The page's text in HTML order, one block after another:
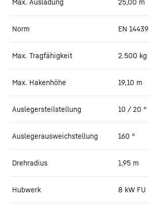
Max. Ausladung 25,00 m
Norm EN 14439
Max. Tragfähigkeit 2.500 kg
Max. Hakenhöhe 19,10 m
Auslegersteilstellung 10 / 20 °
Auslegerausweichstellung 160 °
Drehradius 1,95 m
Hubwerk 8 kW FU